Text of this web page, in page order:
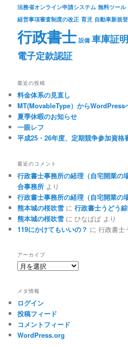
法務省オンライン申請システム 無料ツール
経営事項審査制度の改正 育児 自動車新規
行政書士 設備 車庫証明
電子定款認証
最近の投稿
料金体系の見直し
MT(MovableType）からWordPress
夏季休暇のお知らせ
一眼レフ
平成25・26年度、定期競争参加資
最近のコメント
行政書士事務所の経理（自宅開業の
合事務所 より
行政書士事務所の経理（自宅開業の
熊本城の桜吹雪 に行政書士うどう
熊本城の桜吹雪 にひなぱぱ より
119にかけてもいいの？ に行政書士
アーカイブ
ア
イ
ブ
メタ情報
ログイン
投稿フィード
コメントフィード
WordPress.org